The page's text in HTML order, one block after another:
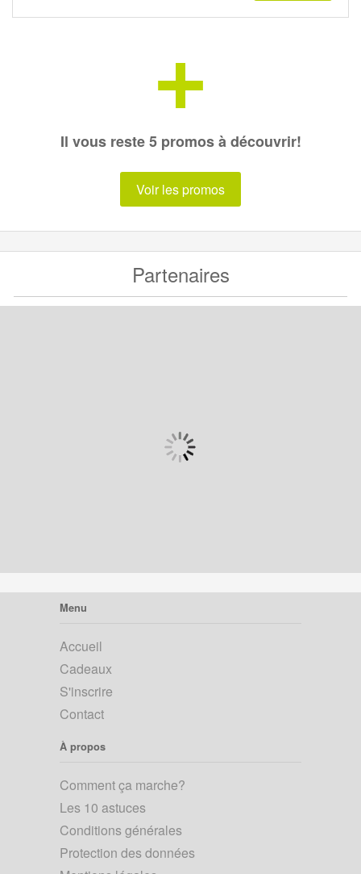
+
Il vous reste 5 promos à découvrir!
Voir les promos
Partenaires
Menu
Accueil
Cadeaux
S'inscrire
Contact
À propos
Comment ça marche?
Les 10 astuces
Conditions générales
Protection des données